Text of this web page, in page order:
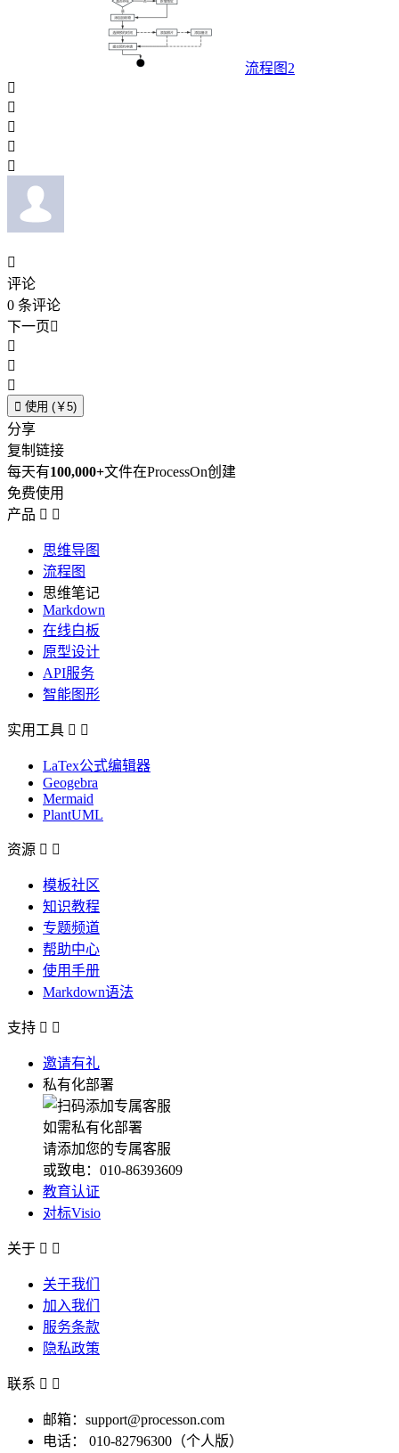
流程图2






评论
0 条评论
下一页



 使用 (￥5)
分享
复制链接
每天有100,000+文件在ProcessOn创建
免费使用
产品  
思维导图
流程图
思维笔记
Markdown
在线白板
原型设计
API服务
智能图形
实用工具  
LaTex公式编辑器
Geogebra
Mermaid
PlantUML
资源  
模板社区
知识教程
专题频道
帮助中心
使用手册
Markdown语法
支持  
邀请有礼
私有化部署
如需私有化部署
请添加您的专属客服
或致电：010-86393609
教育认证
对标Visio
关于  
关于我们
加入我们
服务条款
隐私政策
联系  
邮箱：support@processon.com
电话：
010-82796300（个人版）